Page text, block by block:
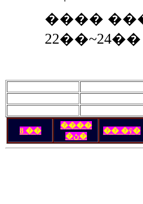
����
22��~24��
ȣ ��
����
�ڽ�
�� �ȳ�